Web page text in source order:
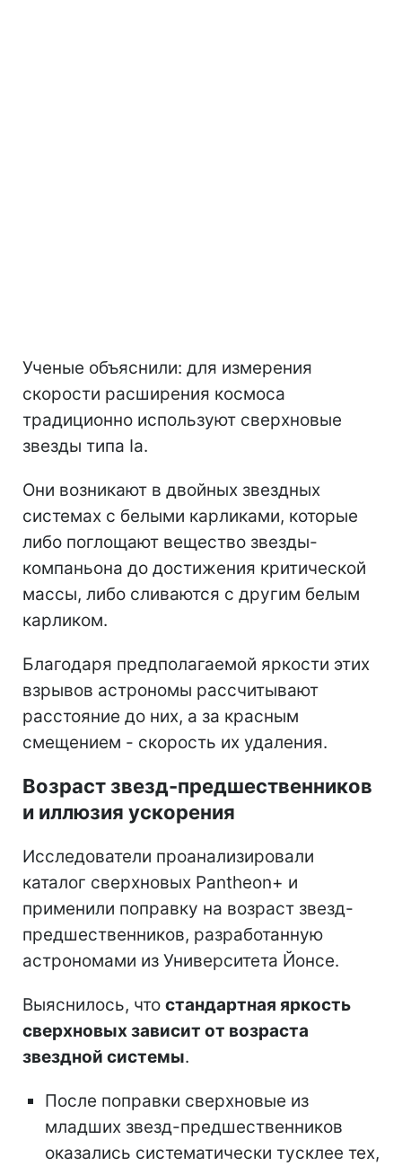
Ученые объяснили: для измерения
скорости расширения космоса
традиционно используют сверхновые
звезды типа Ia.
Они возникают в двойных звездных
системах с белыми карликами, которые
либо поглощают вещество звезды-
компаньона до достижения критической
массы, либо сливаются с другим белым
карликом.
Благодаря предполагаемой яркости этих
взрывов астрономы рассчитывают
расстояние до них, а за красным
смещением - скорость их удаления.
Возраст звезд-предшественников
и иллюзия ускорения
Исследователи проанализировали
каталог сверхновых Pantheon+ и
применили поправку на возраст звезд-
предшественников, разработанную
астрономами из Университета Йонсе.
Выяснилось, что стандартная яркость
сверхновых зависит от возраста
звездной системы.
После поправки сверхновые из
младших звезд-предшественников
оказались систематически тусклее тех,